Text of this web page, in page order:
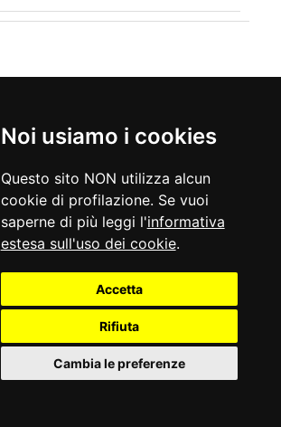
Noi usiamo i cookies
Questo sito NON utilizza alcun
cookie di profilazione. Se vuoi
saperne di più leggi l'informativa
estesa sull'uso dei cookie.
Accetta
Rifiuta
Cambia le preferenze